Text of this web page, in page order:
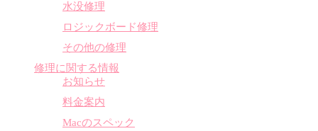
水没修理
ロジックボード修理
その他の修理
修理に関する情報
お知らせ
料金案内
Macのスペック